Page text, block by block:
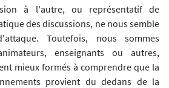
à l'autre, ou représentatif de
des discussions, ne nous semble
Toutefois, nous sommes
enseignants ou autres,
mieux formés à comprendre que la
provient du dedans de la